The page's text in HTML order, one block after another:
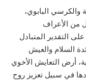
والكرسي البابوي،
من الأعراف
التقدير المتبادل
السلام والعيش
أرض التعايش الأخوي
في سبيل تعزيز روح